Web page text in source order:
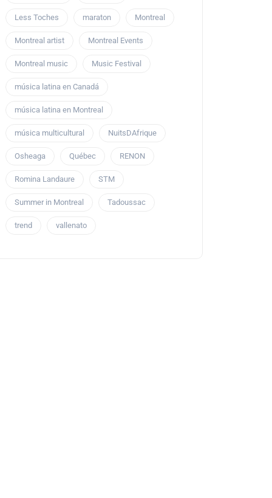
Less Toches maraton Montreal
Montreal artist Montreal Events
Montreal music Music Festival
música latina en Canadá
música latina en Montreal
música multicultural NuitsDAfrique
Osheaga Québec RENON
Romina Landaure STM
Summer in Montreal Tadoussac
trend vallenato